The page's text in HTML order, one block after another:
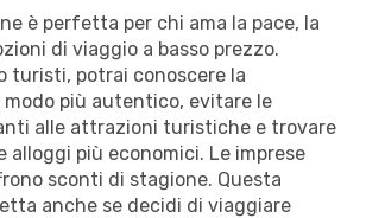
è perfetta per chi ama la pace, la
di viaggio a basso prezzo.
turisti, potrai conoscere la
più autentico, evitare le
alle attrazioni turistiche e trovare
alloggi più economici. Le imprese
sconti di stagione. Questa
anche se decidi di viaggiare